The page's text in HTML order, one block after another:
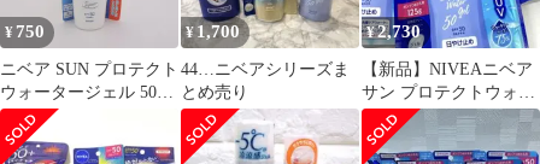
¥ 750
ニベア SUN プロテクト
ウォータージェル 50a
80g 日焼け止め
¥ 1,700
44…ニベアシリーズま
とめ売り
¥2,730
【新品】NIVEAニベア
サン プロテクトウォー
タージェル
SPF50/PA+++